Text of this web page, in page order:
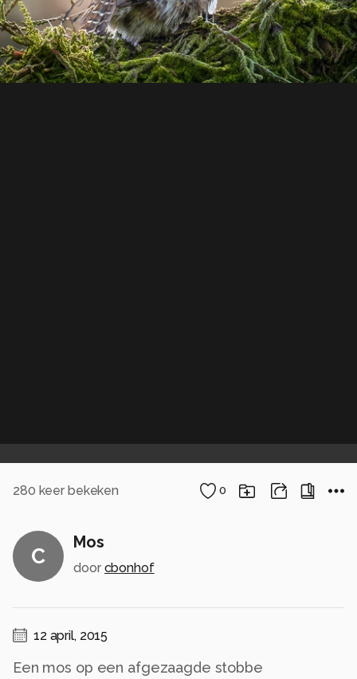
280 keer bekeken 0
C
Mos
door cbonhof
12 april, 2015
Een mos op een afgezaagde stobbe